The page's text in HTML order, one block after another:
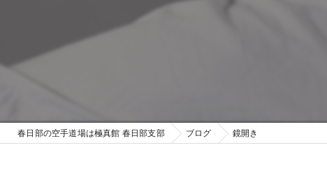
春日部の空手道場は極真館 春日部支部 ブログ 鏡開き